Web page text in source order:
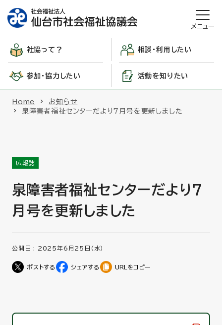
メニュー
社協って？ 相談・利用したい
参加・協力したい 活動を知りたい
Home
お知らせ
泉障害者福祉センターだより7月号を更新しました
広報誌
泉障害者福祉センターだより7
月号を更新しました
公開日 : 2025年6月25日（水）
URLをコピー